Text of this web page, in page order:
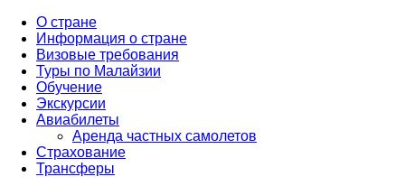
О стране
Информация о стране
Визовые требования
Туры по Малайзии
Обучение
Экскурсии
Авиабилеты
Аренда частных самолетов
Страхование
Трансферы